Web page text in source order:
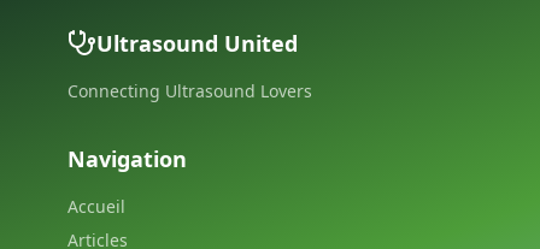
Ultrasound United
Connecting Ultrasound Lovers
Navigation
Accueil
Articles